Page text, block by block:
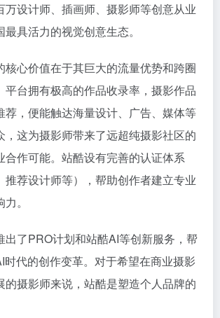
万设计师、插画师、摄影师等创意从业
具活力的视觉创意生态。
核心价值在于其巨大的流量优势和跨圈
平台拥有极高的作品收录率，摄影作品
荐，便能触达海量设计、广告、媒体等
，这为摄影师带来了远超纯摄影社区的
合作可能。站酷设有完善的认证体系
推荐设计师等），帮助创作者建立专业
。
出了PRO计划和站酷AI等创新服务，帮
时代的创作变革。对于希望在商业摄影
的摄影师来说，站酷是塑造个人品牌的